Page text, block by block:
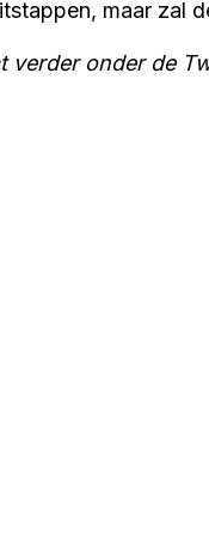
maar zal
verder onder de